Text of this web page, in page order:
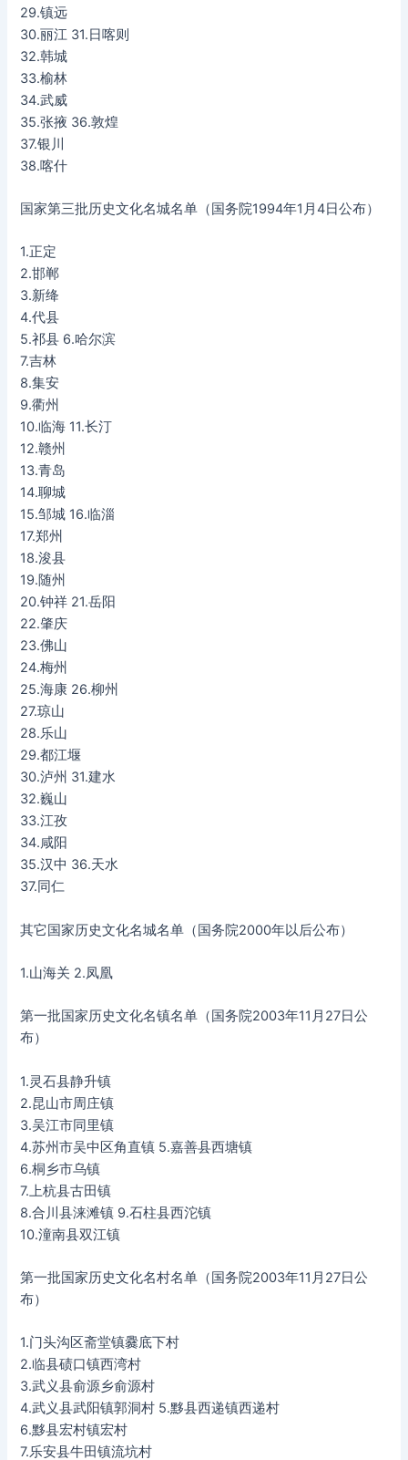
29.镇远
30.丽江 31.日喀则
32.韩城
33.榆林
34.武威
35.张掖 36.敦煌
37.银川
38.喀什
国家第三批历史文化名城名单（国务院1994年1月4日公布）
1.正定
2.邯郸
3.新绛
4.代县
5.祁县 6.哈尔滨
7.吉林
8.集安
9.衢州
10.临海 11.长汀
12.赣州
13.青岛
14.聊城
15.邹城 16.临淄
17.郑州
18.浚县
19.随州
20.钟祥 21.岳阳
22.肇庆
23.佛山
24.梅州
25.海康 26.柳州
27.琼山
28.乐山
29.都江堰
30.泸州 31.建水
32.巍山
33.江孜
34.咸阳
35.汉中 36.天水
37.同仁
其它国家历史文化名城名单（国务院2000年以后公布）
1.山海关 2.凤凰
第一批国家历史文化名镇名单（国务院2003年11月27日公
布）
1.灵石县静升镇
2.昆山市周庄镇
3.吴江市同里镇
4.苏州市吴中区角直镇 5.嘉善县西塘镇
6.桐乡市乌镇
7.上杭县古田镇
8.合川县涞滩镇 9.石柱县西沱镇
10.潼南县双江镇
第一批国家历史文化名村名单（国务院2003年11月27日公
布）
1.门头沟区斋堂镇爨底下村
2.临县碛口镇西湾村
3.武义县俞源乡俞源村
4.武义县武阳镇郭洞村 5.黟县西递镇西递村
6.黟县宏村镇宏村
7.乐安县牛田镇流坑村